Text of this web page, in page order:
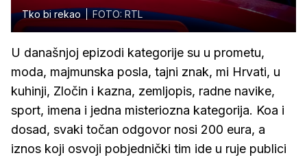
Tko bi rekao FOTO: RTL
U današnjoj epizodi kategorije su u prometu,
moda, majmunska posla, tajni znak, mi Hrvati, u
kuhinji, Zločin i kazna, zemljopis, radne navike,
sport, imena i jedna misteriozna kategorija. Koa i
dosad, svaki točan odgovor nosi 200 eura, a
iznos koji osvoji pobjednički tim ide u ruje publici